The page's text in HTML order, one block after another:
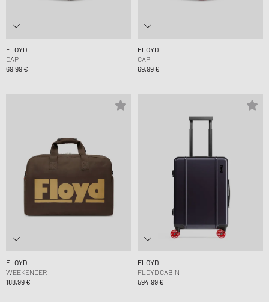
FLOYD
CAP
69,99 €
FLOYD
CAP
69,99 €
FLOYD
WEEKENDER
188,99 €
FLOYD
FLOYD CABIN
594,99 €